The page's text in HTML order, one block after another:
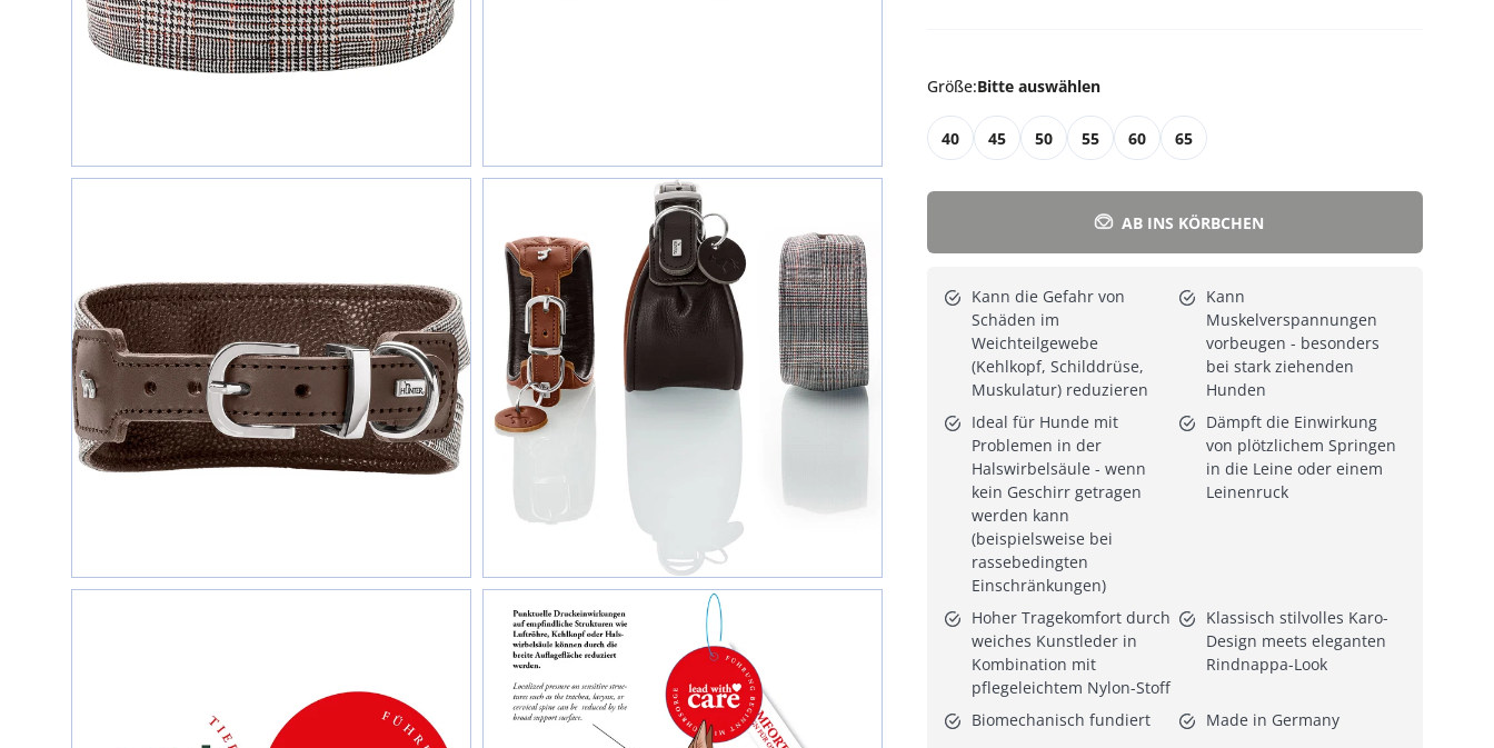
Größe:Bitte auswählen
40 45 50 55 60 65
AB INS KÖRBCHEN
Kann die Gefahr von
Schäden im
Weichteilgewebe
(Kehlkopf, Schilddrüse,
Muskulatur) reduzieren
Kann
Muskelverspannungen
vorbeugen - besonders
bei stark ziehenden
Hunden
Ideal für Hunde mit
Problemen in der
Halswirbelsäule - wenn
kein Geschirr getragen
werden kann
(beispielsweise bei
rassebedingten
Einschränkungen)
Dämpft die Einwirkung
von plötzlichem Springen
in die Leine oder einem
Leinenruck
Hoher Tragekomfort durch
weiches Kunstleder in
Kombination mit
pflegeleichtem Nylon-Stoff
Klassisch stilvolles Karo-
Design meets eleganten
Rindnappa-Look
Biomechanisch fundiert Made in Germany